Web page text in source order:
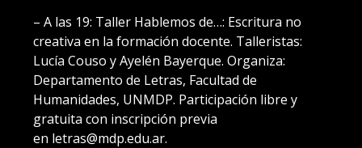
– A las 19: Taller Hablemos de…: Escritura no
creativa en la formación docente. Talleristas:
Lucía Couso y Ayelén Bayerque. Organiza:
Departamento de Letras, Facultad de
Humanidades, UNMDP. Participación libre y
gratuita con inscripción previa
en letras@mdp.edu.ar.